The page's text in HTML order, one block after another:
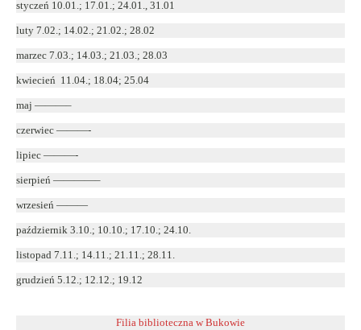
styczeń 10.01.; 17.01.; 24.01., 31.01
luty 7.02.; 14.02.; 21.02.; 28.02
marzec 7.03.; 14.03.; 21.03.; 28.03
kwiecień 11.04.; 18.04; 25.04
maj ———–
czerwiec ———-
lipiec ———-
sierpień ————–
wrzesień ———
październik 3.10.; 10.10.; 17.10.; 24.10.
listopad 7.11.; 14.11.; 21.11.; 28.11.
grudzień 5.12.; 12.12.; 19.12
Filia biblioteczna w Bukowie